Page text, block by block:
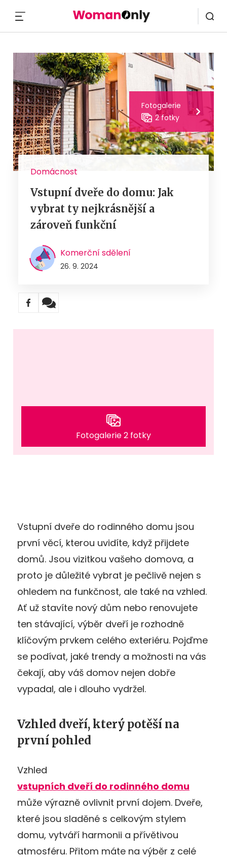
Fotogalerie
2 fotky
Domácnost
Vstupní dveře do domu: Jak
vybrat ty nejkrásnější a
zároveň funkční
Komerční sdělení
26. 9. 2024
Fotogalerie 2 fotky
Vstupní dveře do rodinného domu jsou
první věcí, kterou uvidíte, když přijdete
domů. Jsou vizitkou vašeho domova, a
proto je důležité vybrat je pečlivě nejen s
ohledem na funkčnost, ale také na vzhled.
Ať už stavíte nový dům nebo renovujete
ten stávající, výběr dveří je rozhodně
klíčovým prvkem celého exteriéru. Pojďme
se podívat, jaké trendy a možnosti na vás
čekají, aby váš domov nejen dobře
vypadal, ale i dlouho vydržel.
Vzhled dveří, který potěší na
první pohled
Vzhled
vstupních dveří do rodinného domu
může výrazně ovlivnit první dojem. Dveře,
které jsou sladěné s celkovým stylem
domu, vytváří harmonii a přívětivou
atmosféru. Přitom máte na výběr z celé